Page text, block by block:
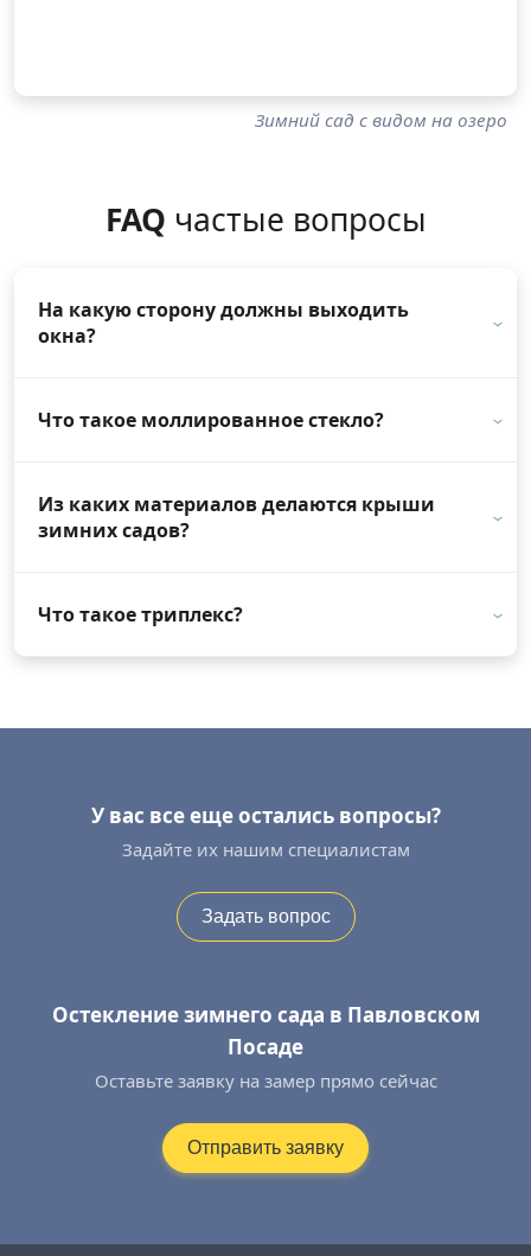
Зимний сад с видом на озеро
FAQ частые вопросы
На какую сторону должны выходить
окна?
Что такое моллированное стекло?
Из каких материалов делаются крыши
зимних садов?
Что такое триплекс?
У вас все еще остались вопросы?
Задайте их нашим специалистам
Задать вопрос
Остекление зимнего сада в Павловском
Посаде
Оставьте заявку на замер прямо сейчас
Отправить заявку